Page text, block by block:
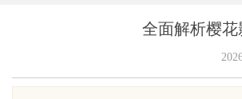
全面解析樱